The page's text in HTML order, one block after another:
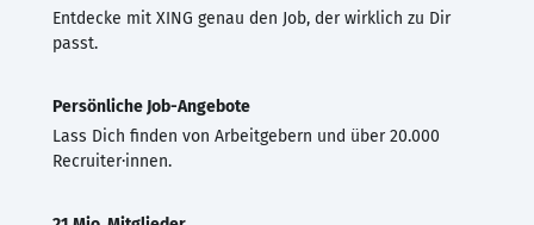
Entdecke mit XING genau den Job, der wirklich zu Dir
passt.
Persönliche Job-Angebote
Lass Dich finden von Arbeitgebern und über 20.000
Recruiter·innen.